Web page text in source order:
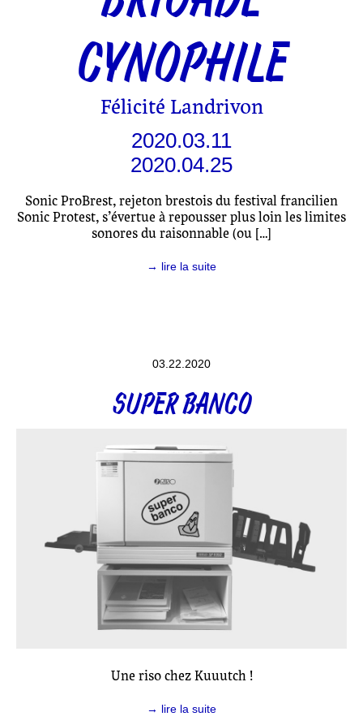
CYNOPHILE
Félicité Landrivon
2020.03.11
2020.04.25
Sonic ProBrest, rejeton brestois du festival francilien
Sonic Protest, s’évertue à repousser plus loin les limites
sonores du raisonnable (ou […]
→ lire la suite
03.22.2020
SUPER BANCO
Une riso chez Kuuutch !
→ lire la suite